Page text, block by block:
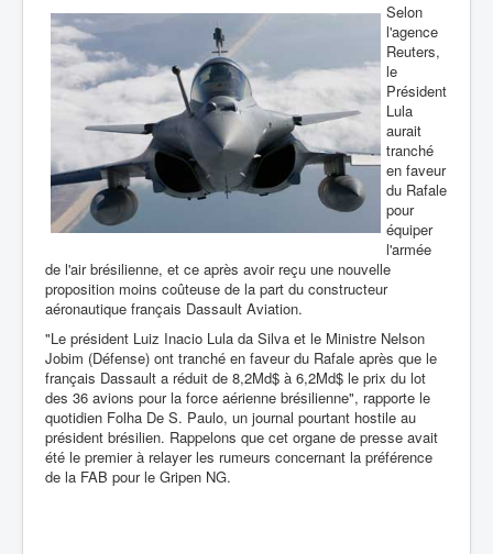
Selon
l'agence
Reuters,
le
Président
Lula
aurait
tranché
en faveur
du Rafale
pour
équiper
l'armée
de l'air brésilienne, et ce après avoir reçu une nouvelle
proposition moins coûteuse de la part du constructeur
aéronautique français Dassault Aviation.
"Le président Luiz Inacio Lula da Silva et le Ministre Nelson
Jobim (Défense) ont tranché en faveur du Rafale après que le
français Dassault a réduit de 8,2Md$ à 6,2Md$ le prix du lot
des 36 avions pour la force aérienne brésilienne", rapporte le
quotidien Folha De S. Paulo, un journal pourtant hostile au
président brésilien. Rappelons que cet organe de presse avait
été le premier à relayer les rumeurs concernant la préférence
de la FAB pour le Gripen NG.